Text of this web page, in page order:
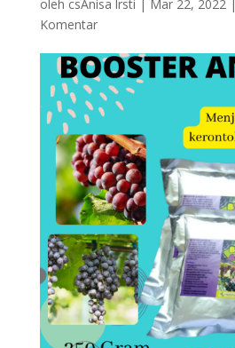
oleh csAnisa lrsti | Mar 22, 2022|
Komentar